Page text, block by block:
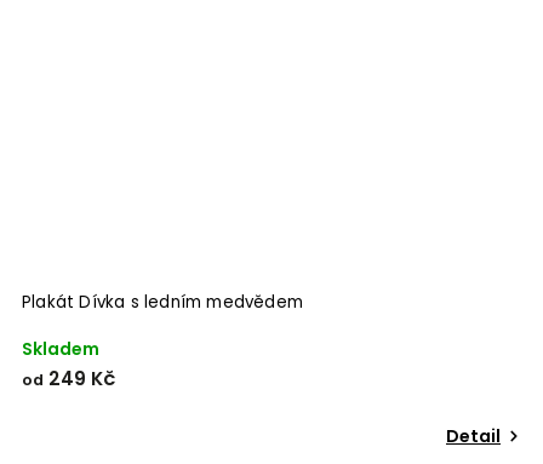
Plakát Dívka s ledním medvědem
Skladem
od 249 Kč
Detail